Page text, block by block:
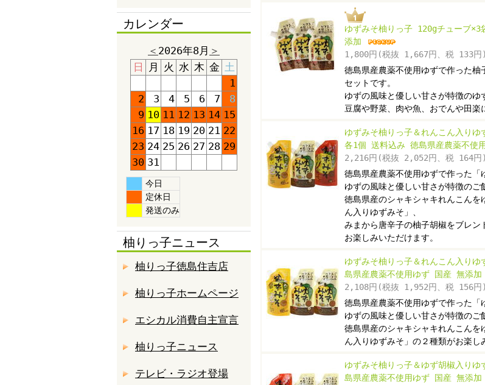
カレンダー
＜ 2026年8月 ＞
日
月 火 水 木 金 土
1
2
3 4 5 6 7
8
9 10 11 12 13 14 15
16 17 18 19 20 21 22
23 24 25 26 27 28 29
30 31
今日
定休日
発送のみ
柚りっ子ニュース
柚りっ子徳島住吉店
柚りっ子ホームページ
エシカル消費自主宣言
柚りっ子ニュース
テレビ・ラジオ登場
ゆずみそ柚りっ子 120gチューブ
添加
1,800円(税抜 1,667円、税 133円)
徳島県産農薬不使用ゆずで作った
セットです。
ゆずの風味と優しい甘さが特徴のゆ
豆腐や野菜、肉や魚、おでんや田楽
ゆずみそ柚りっ子＆れんこん入り
各1個 送料込み 徳島県産農薬不使
2,216円(税抜 2,052円、税 164円)
徳島県産農薬不使用ゆずで作った「
ゆずの風味と優しい甘さが特徴のご
徳島県産のシャキシャキれんこんを
ん入りゆずみそ」、
みまから唐辛子の柚子胡椒をブレ
お楽しみいただけます。
ゆずみそ柚りっ子＆れんこん入り
島県産農薬不使用ゆず 国産 無添加
2,108円(税抜 1,952円、税 156円)
徳島県産農薬不使用ゆずで作った「
ゆずの風味と優しい甘さが特徴のご
徳島県産のシャキシャキれんこんを
ん入りゆずみそ」の２種類がお楽し
ゆずみそ柚りっ子＆ゆず胡椒入り
島県産農薬不使用ゆず 国産 無添加